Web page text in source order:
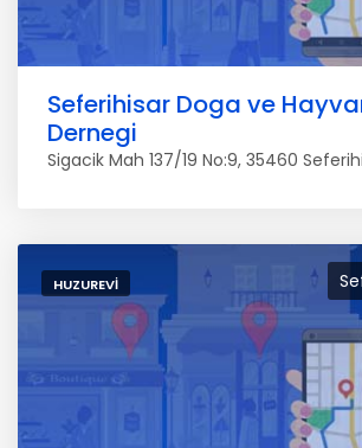
Seferihisar Doga ve
Dernegi
Sigacik Mah 137/19 No:9, 35460
HUZUREVI